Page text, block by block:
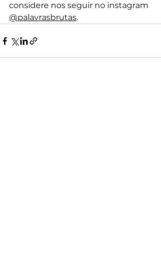
considere nos seguir no instagram
@palavrasbrutas.